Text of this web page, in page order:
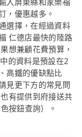
入屏東縣和家樂福
，優惠越多。
選擇，在經過資料
仁德店最快的陸路
想兼顧花費預算，
的資料是預設在2
高鐵的優缺點比
見更下方的常見問
有提供到府接送共
按鈕查詢）。